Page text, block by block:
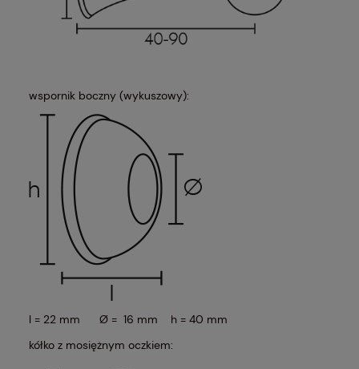
wspornik boczny (wykuszowy):
l = 22 mm Ø = 16 mm h = 40 mm
kółko z mosiężnym oczkiem: